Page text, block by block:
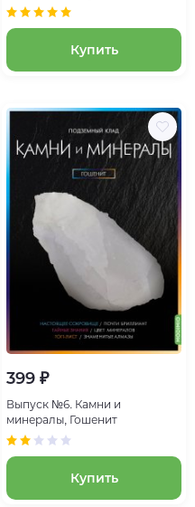
Купить
399 ₽
Выпуск №6. Камни и
минералы, Гошенит
Купить